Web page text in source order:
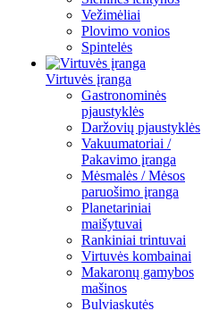
Vežimėliai
Plovimo vonios
Spintelės
Virtuvės įranga
Gastronominės
pjaustyklės
Daržovių pjaustyklės
Vakuumatoriai /
Pakavimo įranga
Mėsmalės / Mėsos
paruošimo įranga
Planetariniai
maišytuvai
Rankiniai trintuvai
Virtuvės kombainai
Makaronų gamybos
mašinos
Bulviaskutės